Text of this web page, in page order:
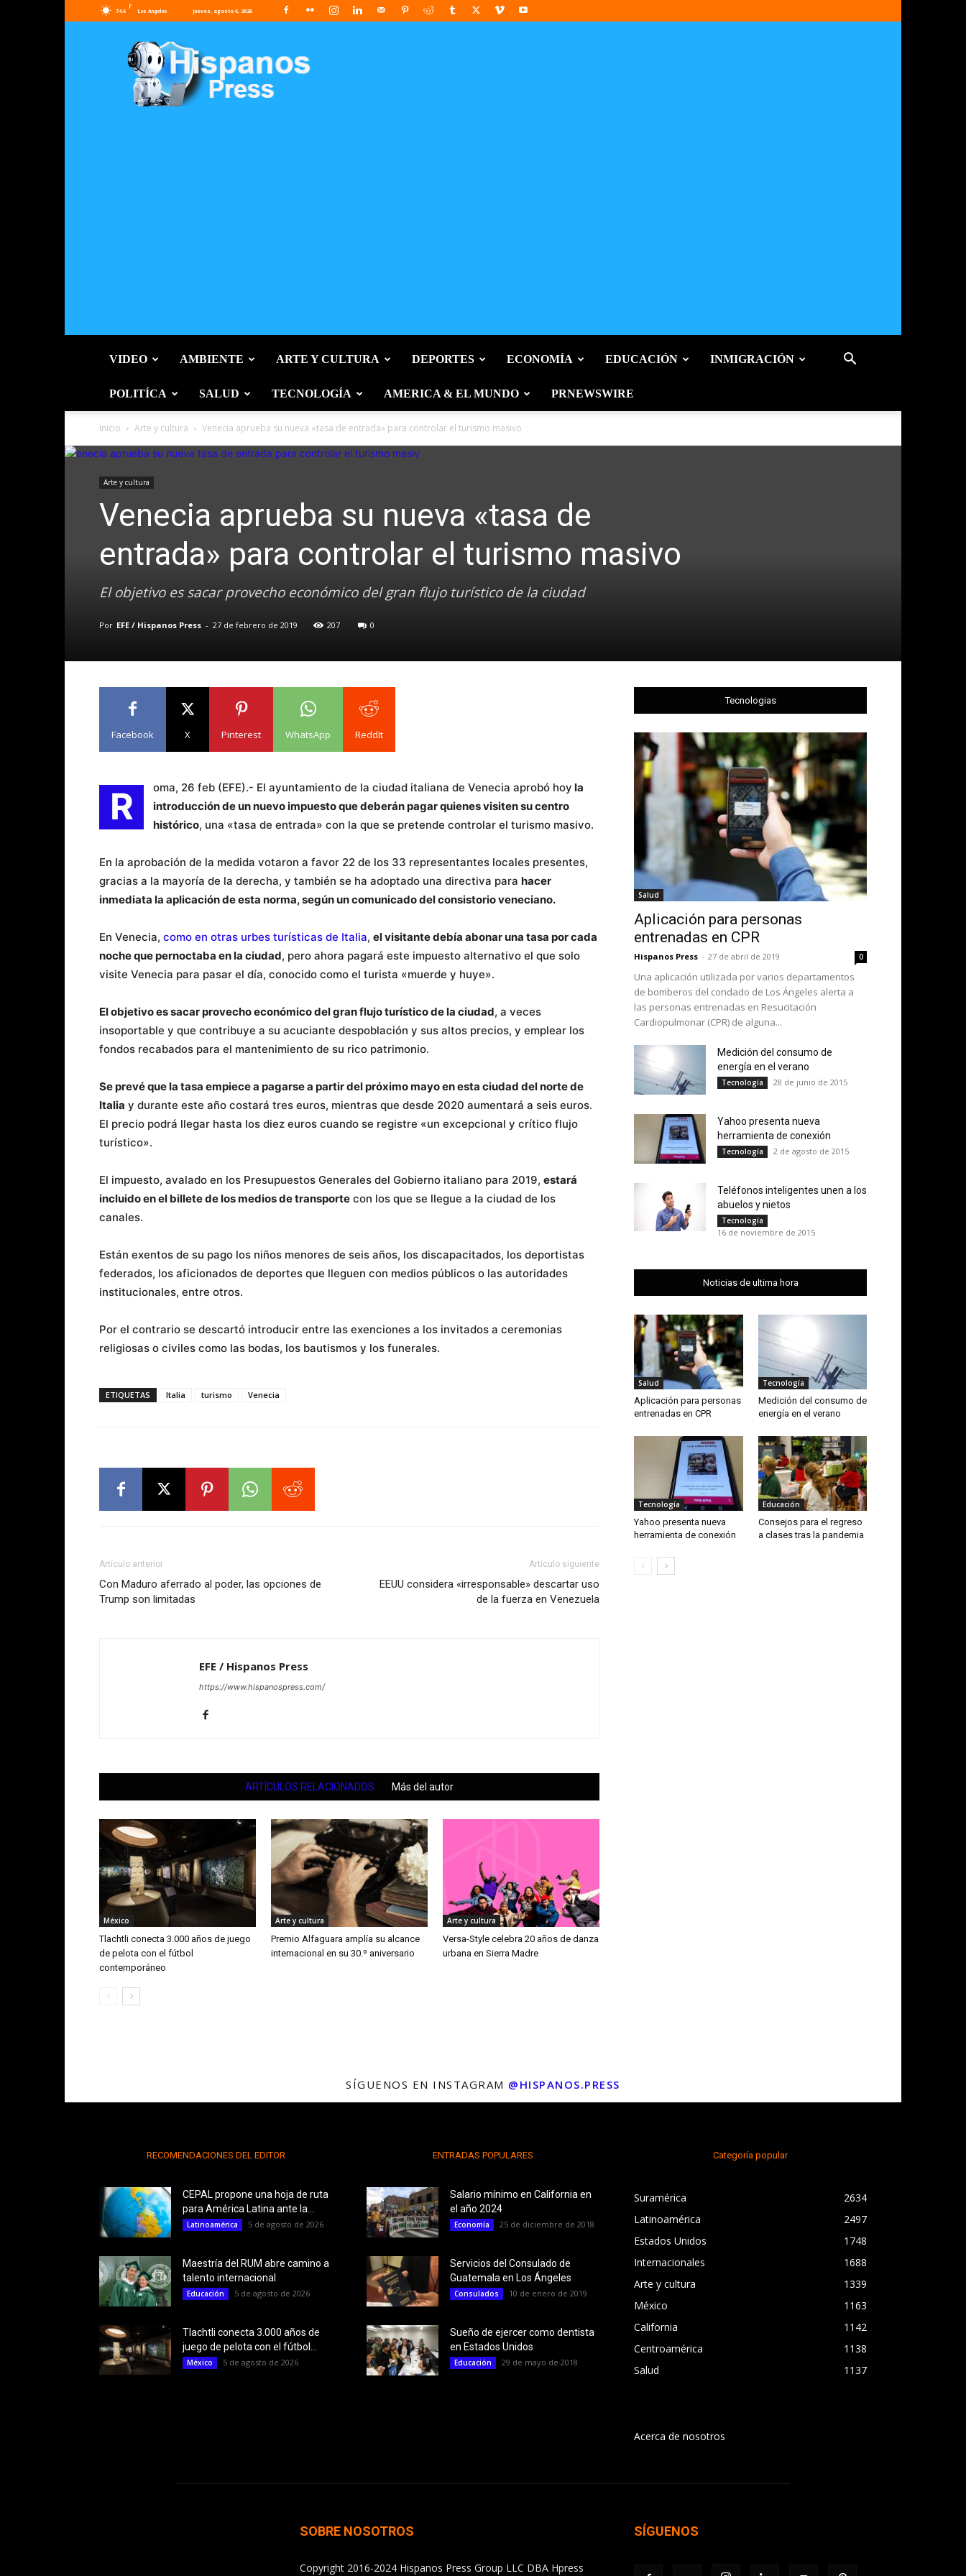
74.6
F
Los Angeles jueves, agosto 6, 2026
Press
VIDEO AMBIENTE ARTE Y CULTURA DEPORTES ECONOMÍA EDUCACIÓN INMIGRACIÓN
POLITÍCA SALUD TECNOLOGÍA AMERICA & EL MUNDO PRNEWSWIRE
Inicio Arte y cultura Venecia aprueba su nueva «tasa de entrada» para controlar el turismo masivo
Arte y cultura
Venecia aprueba su nueva «tasa de
entrada» para controlar el turismo masivo
El objetivo es sacar provecho económico del gran flujo turístico de la ciudad
Por EFE / Hispanos Press - 27 de febrero de 2019 207 0
Facebook X Pinterest WhatsApp ReddIt
R oma, 26 feb (EFE).- El ayuntamiento de la ciudad italiana de Venecia aprobó hoy la
introducción de un nuevo impuesto que deberán pagar quienes visiten su centro
histórico, una «tasa de entrada» con la que se pretende controlar el turismo masivo.
En la aprobación de la medida votaron a favor 22 de los 33 representantes locales presentes,
gracias a la mayoría de la derecha, y también se ha adoptado una directiva para hacer
inmediata la aplicación de esta norma, según un comunicado del consistorio veneciano.
En Venecia, como en otras urbes turísticas de Italia, el visitante debía abonar una tasa por cada
noche que pernoctaba en la ciudad, pero ahora pagará este impuesto alternativo el que solo
visite Venecia para pasar el día, conocido como el turista «muerde y huye».
El objetivo es sacar provecho económico del gran flujo turístico de la ciudad, a veces
insoportable y que contribuye a su acuciante despoblación y sus altos precios, y emplear los
fondos recabados para el mantenimiento de su rico patrimonio.
Se prevé que la tasa empiece a pagarse a partir del próximo mayo en esta ciudad del norte de
Italia y durante este año costará tres euros, mientras que desde 2020 aumentará a seis euros.
El precio podrá llegar hasta los diez euros cuando se registre «un excepcional y crítico flujo
turístico».
El impuesto, avalado en los Presupuestos Generales del Gobierno italiano para 2019, estará
incluido en el billete de los medios de transporte con los que se llegue a la ciudad de los
canales.
Están exentos de su pago los niños menores de seis años, los discapacitados, los deportistas
federados, los aficionados de deportes que lleguen con medios públicos o las autoridades
institucionales, entre otros.
Por el contrario se descartó introducir entre las exenciones a los invitados a ceremonias
religiosas o civiles como las bodas, los bautismos y los funerales.
ETIQUETAS Italia turismo Venecia
Artículo anterior
Con Maduro aferrado al poder, las opciones de
Trump son limitadas
Artículo siguiente
EEUU considera «irresponsable» descartar uso
de la fuerza en Venezuela
EFE / Hispanos Press
https://www.hispanospress.com/
ARTÍCULOS RELACIONADOS Más del autor
México
Tlachtli conecta 3.000 años de juego
de pelota con el fútbol
contemporáneo
Arte y cultura
Premio Alfaguara amplía su alcance
internacional en su 30.º aniversario
Arte y cultura
Versa-Style celebra 20 años de danza
urbana en Sierra Madre
Tecnologias
Salud
Aplicación para personas
entrenadas en CPR
Hispanos Press - 27 de abril de 2019 0
Una aplicación utilizada por varios departamentos
de bomberos del condado de Los Ángeles alerta a
las personas entrenadas en Resucitación
Cardiopulmonar (CPR) de alguna...
Medición del consumo de
energía en el verano
Tecnología 28 de junio de 2015
Yahoo presenta nueva
herramienta de conexión
Tecnología 2 de agosto de 2015
Teléfonos inteligentes unen a los
abuelos y nietos
Tecnología
16 de noviembre de 2015
Noticias de ultima hora
Salud
Aplicación para personas
entrenadas en CPR
Tecnología
Medición del consumo de
energía en el verano
Tecnología
Yahoo presenta nueva
herramienta de conexión
Educación
Consejos para el regreso
a clases tras la pandemia
SÍGUENOS EN INSTAGRAM @HISPANOS.PRESS
RECOMENDACIONES DEL EDITOR
CEPAL propone una hoja de ruta
para América Latina ante la...
Latinoamérica 5 de agosto de 2026
Maestría del RUM abre camino a
talento internacional
Educación 5 de agosto de 2026
Tlachtli conecta 3.000 años de
juego de pelota con el fútbol...
México 5 de agosto de 2026
ENTRADAS POPULARES
Salario mínimo en California en
el año 2024
Economía 25 de diciembre de 2018
Servicios del Consulado de
Guatemala en Los Ángeles
Consulados 10 de enero de 2019
Sueño de ejercer como dentista
en Estados Unidos
Educación 29 de mayo de 2018
Categoría popular
Suramérica
2634
Latinoamérica
2497
Estados Unidos
1748
Internacionales
1688
Arte y cultura
1339
México
1163
California
1142
Centroamérica
1138
Salud
1137
Acerca de nosotros
SOBRE NOSOTROS
Copyright 2016-2024 Hispanos Press Group LLC DBA Hpress
SÍGUENOS